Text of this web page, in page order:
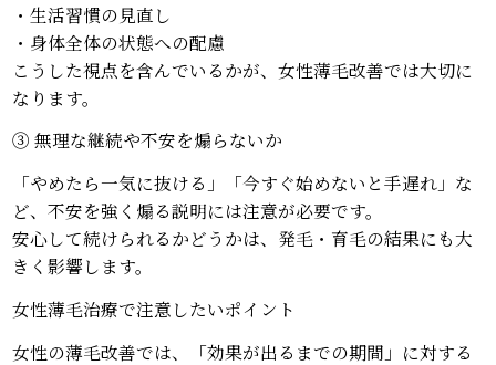
・生活習慣の見直し
・身体全体の状態への配慮
こうした視点を含んでいるかが、女性薄毛改善では大切に
なります。
③ 無理な継続や不安を煽らないか
「やめたら一気に抜ける」「今すぐ始めないと手遅れ」な
ど、不安を強く煽る説明には注意が必要です。
安心して続けられるかどうかは、発毛・育毛の結果にも大
きく影響します。
女性薄毛治療で注意したいポイント
女性の薄毛改善では、「効果が出るまでの期間」に対する